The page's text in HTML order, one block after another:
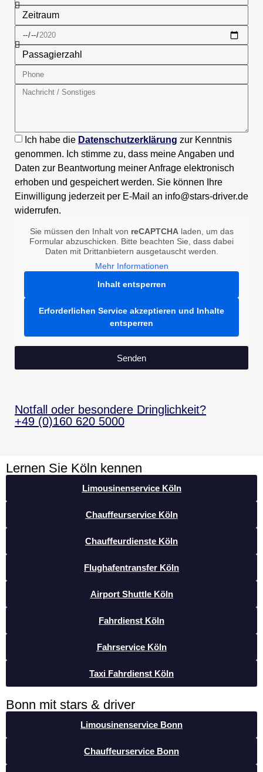
Ich habe die Datenschutzerklärung zur Kenntnis
genommen. Ich stimme zu, dass meine Angaben und
Daten zur Beantwortung meiner Anfrage elektronisch
erhoben und gespeichert werden. Sie können Ihre
Einwilligung jederzeit per E-Mail an info@stars-driver.de
widerrufen.
Sie müssen den Inhalt von reCAPTCHAladen, um das
Formular abzuschicken. Bitte beachten Sie, dass dabei
Daten mit Drittanbietern ausgetauscht werden.
Mehr Informationen
Inhalt entsperren
Erforderlichen Service akzeptieren und Inhalte
entsperren
Senden
Notfall oder besondere Dringlichkeit?
+49 (0)160 620 5000
Lernen Sie Köln kennen
Limousinenservice Köln
Chauffeurservice Köln
Chauffeurdienste Köln
Flughafentransfer Köln
Airport Shuttle Köln
Fahrdienst Köln
Fahrservice Köln
Taxi Fahrdienst Köln
Bonn mit stars & driver
Limousinenservice Bonn
Chauffeurservice Bonn